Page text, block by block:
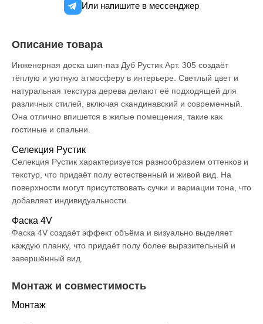
Или напишите в мессенджер
Описание товара
Инженерная доска шип-паз Дуб Рустик Арт. 305 создаёт
тёплую и уютную атмосферу в интерьере. Светлый цвет и
натуральная текстура дерева делают её подходящей для
различных стилей, включая скандинавский и современный.
Она отлично впишется в жилые помещения, такие как
гостиные и спальни.
Селекция Рустик
Селекция Рустик характеризуется разнообразием оттенков и
текстур, что придаёт полу естественный и живой вид. На
поверхности могут присутствовать сучки и вариации тона, что
добавляет индивидуальности.
Фаска 4V
Фаска 4V создаёт эффект объёма и визуально выделяет
каждую планку, что придаёт полу более выразительный и
завершённый вид.
Монтаж и совместимость
Монтаж